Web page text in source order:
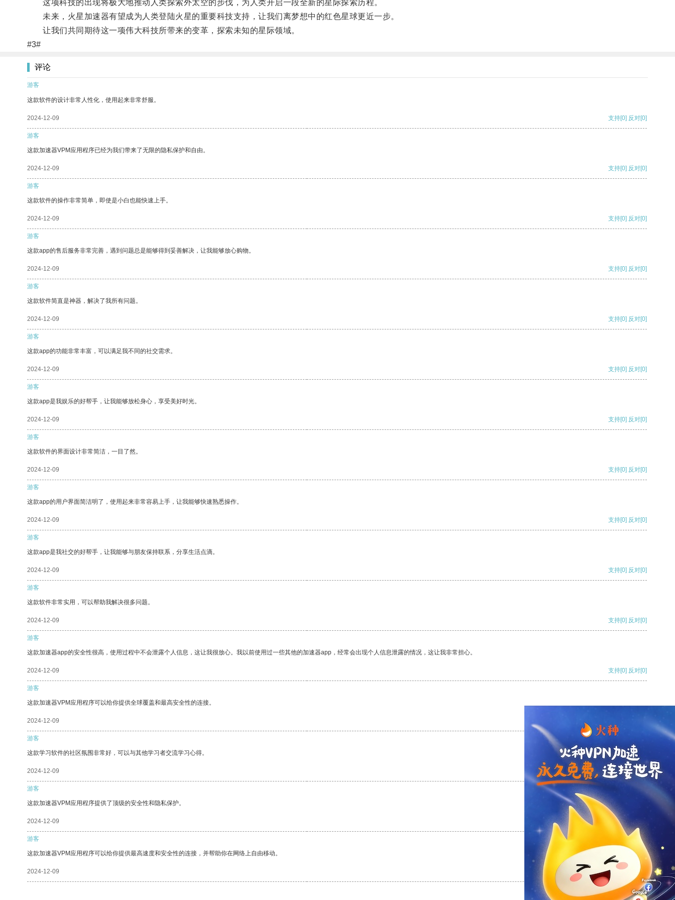
这项科技的出现将极大地推动人类探索外太空的步伐，为人类开启一段全新的星际探索历程。
未来，火星加速器有望成为人类登陆火星的重要科技支持，让我们离梦想中的红色星球更近一步。
让我们共同期待这一项伟大科技所带来的变革，探索未知的星际领域。
#3#
评论
游客
这款软件的设计非常人性化，使用起来非常舒服。
2024-12-09 支持[0] 反对[0]
游客
这款加速器VPM应用程序已经为我们带来了无限的隐私保护和自由。
2024-12-09 支持[0] 反对[0]
游客
这款软件的操作非常简单，即使是小白也能快速上手。
2024-12-09 支持[0] 反对[0]
游客
这款app的售后服务非常完善，遇到问题总是能够得到妥善解决，让我能够放心购物。
2024-12-09 支持[0] 反对[0]
游客
这款软件简直是神器，解决了我所有问题。
2024-12-09 支持[0] 反对[0]
游客
这款app的功能非常丰富，可以满足我不同的社交需求。
2024-12-09 支持[0] 反对[0]
游客
这款app是我娱乐的好帮手，让我能够放松身心，享受美好时光。
2024-12-09 支持[0] 反对[0]
游客
这款软件的界面设计非常简洁，一目了然。
2024-12-09 支持[0] 反对[0]
游客
这款app的用户界面简洁明了，使用起来非常容易上手，让我能够快速熟悉操作。
2024-12-09 支持[0] 反对[0]
游客
这款app是我社交的好帮手，让我能够与朋友保持联系，分享生活点滴。
2024-12-09 支持[0] 反对[0]
游客
这款软件非常实用，可以帮助我解决很多问题。
2024-12-09 支持[0] 反对[0]
游客
这款加速器app的安全性很高，使用过程中不会泄露个人信息，这让我很放心。我以前使用过一些其他的加速器app，经常会出现个人信息泄露的情况，这让我非常担心。
2024-12-09 支持[0] 反对[0]
游客
这款加速器VPM应用程序可以给你提供全球覆盖和最高安全性的连接。
2024-12-09
游客
这款学习软件的社区氛围非常好，可以与其他学习者交流学习心得。
2024-12-09 支持 [0] 反对[0]
游客
这款加速器VPM应用程序提供了顶级的安全性和隐私保护。
2024-12-09 支持[0] 反对
游客
这款加速器VPM应用程序可以给你提供最高速度和安全性的连接，并帮助你在网络上自由移动。
2024-12-09 支持[0] 反对[0]